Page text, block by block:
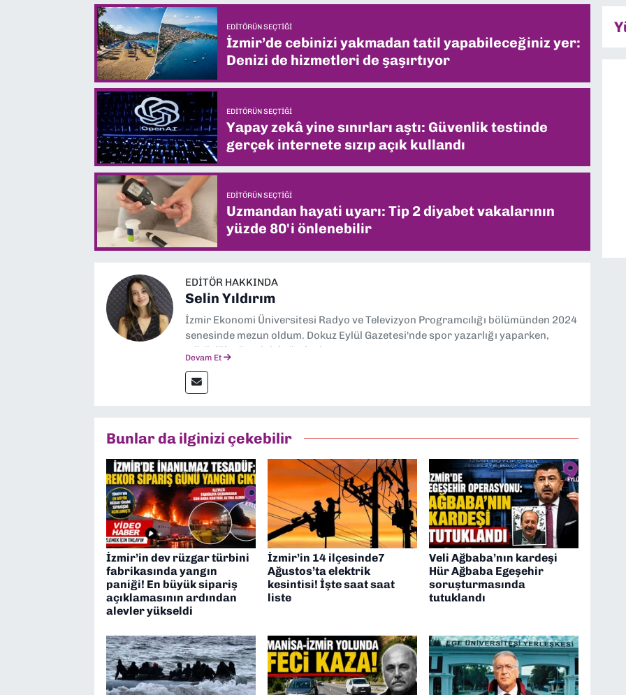
EDITÖRÜN SEÇTIĞI
İzmir’de cebinizi yakmadan tatil yapabileceğiniz yer:
Denizi de hizmetleri de şaşırtıyor
EDITÖRÜN SEÇTIĞI
Yapay zekâ yine sınırları aştı: Güvenlik testinde
gerçek internete sızıp açık kullandı
EDITÖRÜN SEÇTIĞI
Uzmandan hayati uyarı: Tip 2 diyabet vakalarının
yüzde 80'i önlenebilir
EDITÖR HAKKINDA
Selin Yıldırım
İzmir Ekonomi Üniversitesi Radyo ve Televizyon Programcılığı bölümünden 2024
senesinde mezun oldum. Dokuz Eylül Gazetesi'nde spor yazarlığı yaparken,
editörlük görevini de üstleniyorum.
Devam Et
Bunlar da ilginizi çekebilir
İzmir’in dev rüzgar türbini
fabrikasında yangın
paniği! En büyük sipariş
açıklamasının ardından
alevler yükseldi
İzmir’in 14 ilçesinde7
Ağustos’ta elektrik
kesintisi! İşte saat saat
liste
Veli Ağbaba’nın kardeşi
Hür Ağbaba Egeşehir
soruşturmasında
tutuklandı